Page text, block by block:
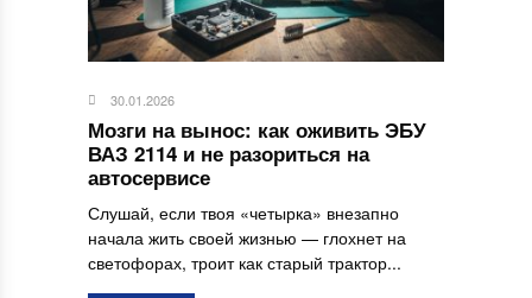
30.01.2026
Мозги на вынос: как оживить ЭБУ
ВАЗ 2114 и не разориться на
автосервисе
Слушай, если твоя «четырка» внезапно
начала жить своей жизнью — глохнет на
светофорах, троит как старый трактор...